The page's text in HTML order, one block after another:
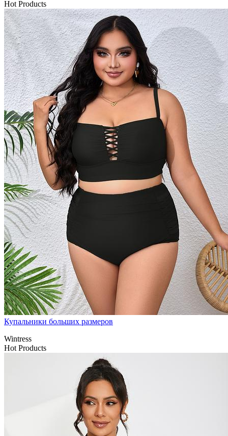
Hot Products
Купальники больших размеров
Wintress
Hot Products